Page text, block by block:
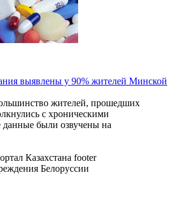
выявлены у 90% жителей Минской
жителей, прошедших
с хроническими
данные были озвучены на
Белоруссии